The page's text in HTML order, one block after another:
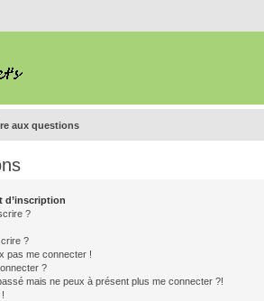
aux questions
d’inscription
?
?
pas me connecter !
?
mais ne peux à présent plus me connecter ?!